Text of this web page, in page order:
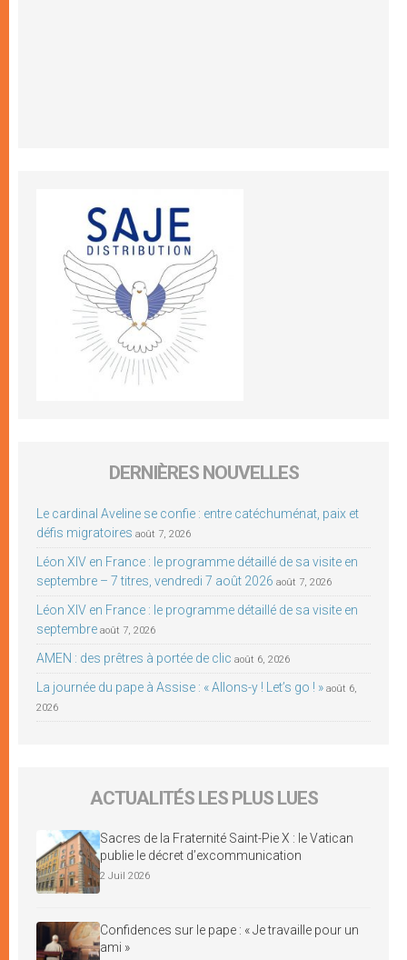
DERNIÈRES NOUVELLES
Le cardinal Aveline se confie : entre catéchuménat, paix et
défis migratoires août 7, 2026
Léon XIV en France : le programme détaillé de sa visite en
septembre – 7 titres, vendredi 7 août 2026 août 7, 2026
Léon XIV en France : le programme détaillé de sa visite en
septembre août 7, 2026
AMEN : des prêtres à portée de clic août 6, 2026
La journée du pape à Assise : « Allons-y ! Let’s go ! » août 6,
2026
ACTUALITÉS LES PLUS LUES
Sacres de la Fraternité Saint-Pie X : le Vatican
publie le décret d’excommunication
2 Juil 2026
Confidences sur le pape : « Je travaille pour un
ami »